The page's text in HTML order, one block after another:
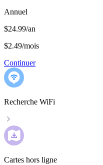
Annuel
$24.99/an
$2.49/mois
Continuer
Recherche WiFi
Cartes hors ligne